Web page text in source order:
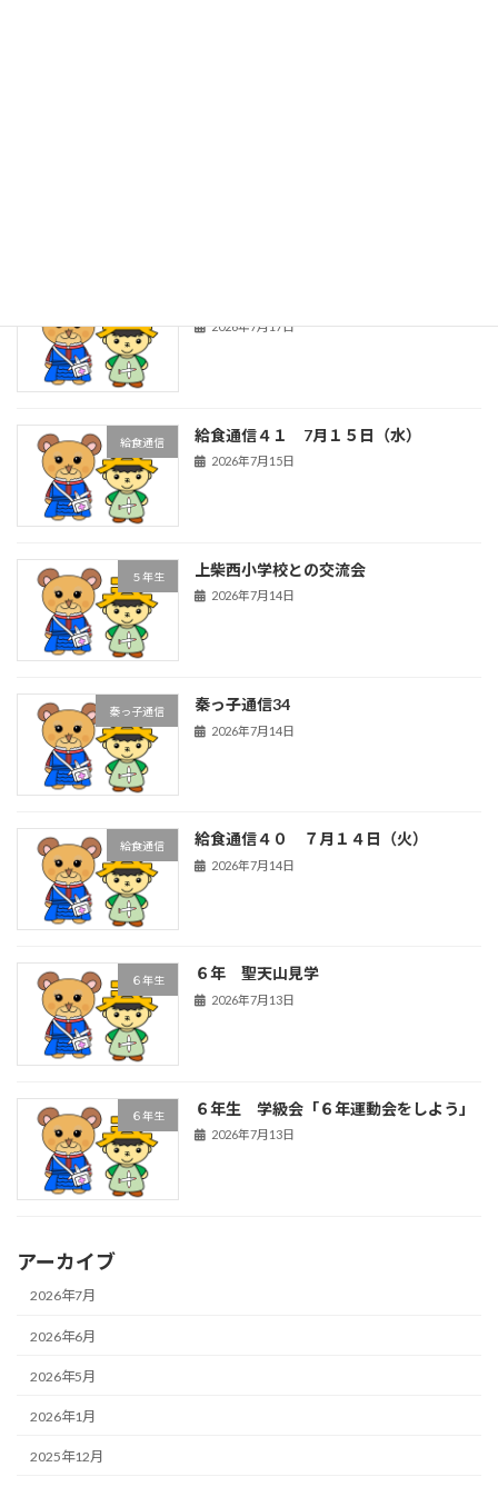
2026年7月17日
給食通信 給食通信４１ 7月１５日（水）
2026年7月15日
５年生 上柴西小学校との交流会
2026年7月14日
秦っ子通信 秦っ子通信34
2026年7月14日
給食通信 給食通信４０ ７月１４日（火）
2026年7月14日
６年生 ６年 聖天山見学
2026年7月13日
６年生 ６年生 学級会「６年運動会をしよう」
2026年7月13日
アーカイブ
2026年7月
2026年6月
2026年5月
2026年1月
2025年12月